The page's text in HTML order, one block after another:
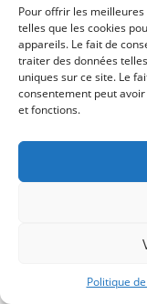
Pour offrir les
telles que les cookies
appareils. Le fait de
traiter des données
uniques sur ce site. Le
consentement peut
et fonctions.
Politique
politique-de-